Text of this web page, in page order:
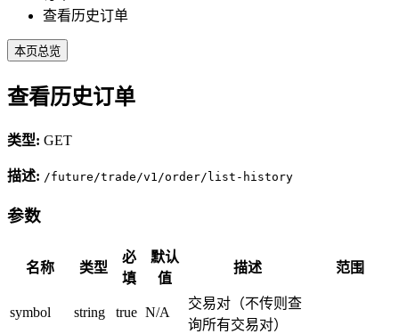
查看历史订单
本页总览
查看历史订单
类型: GET
描述: /future/trade/v1/order/list-history
参数
名称 类型
必
填
默认
值
描述 范围
symbol string true N/A
交易对（不传则查
询所有交易对）